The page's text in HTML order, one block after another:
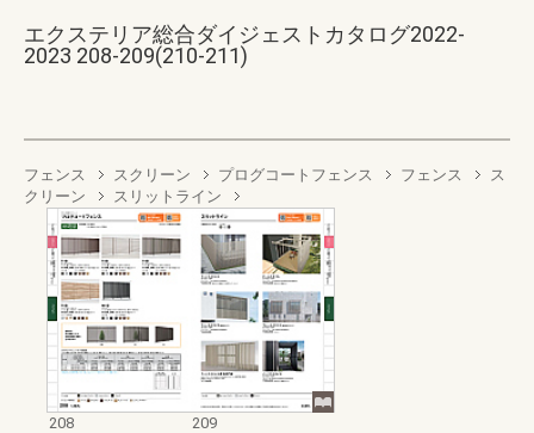
エクステリア総合ダイジェストカタログ2022-
2023 208-209(210-211)
フェンス スクリーン プログコートフェンス フェンス
ス
クリーン
スリットライン
208
209